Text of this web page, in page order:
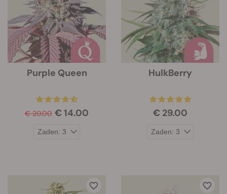
Purple Queen
€ 20.00 € 14.00
HulkBerry
€ 29.00